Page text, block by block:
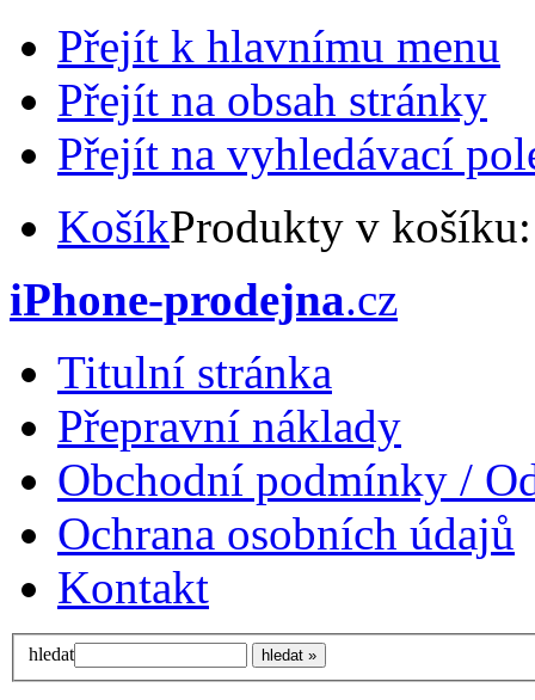
Přejít k hlavnímu menu
Přejít na obsah stránky
Přejít na vyhledávací
KošíkProdukty v
iPhone-prodejna.cz
Titulní stránka
Přepravní náklady
Obchodní podmínky /
Ochrana osobních údajů
Kontakt
hledat